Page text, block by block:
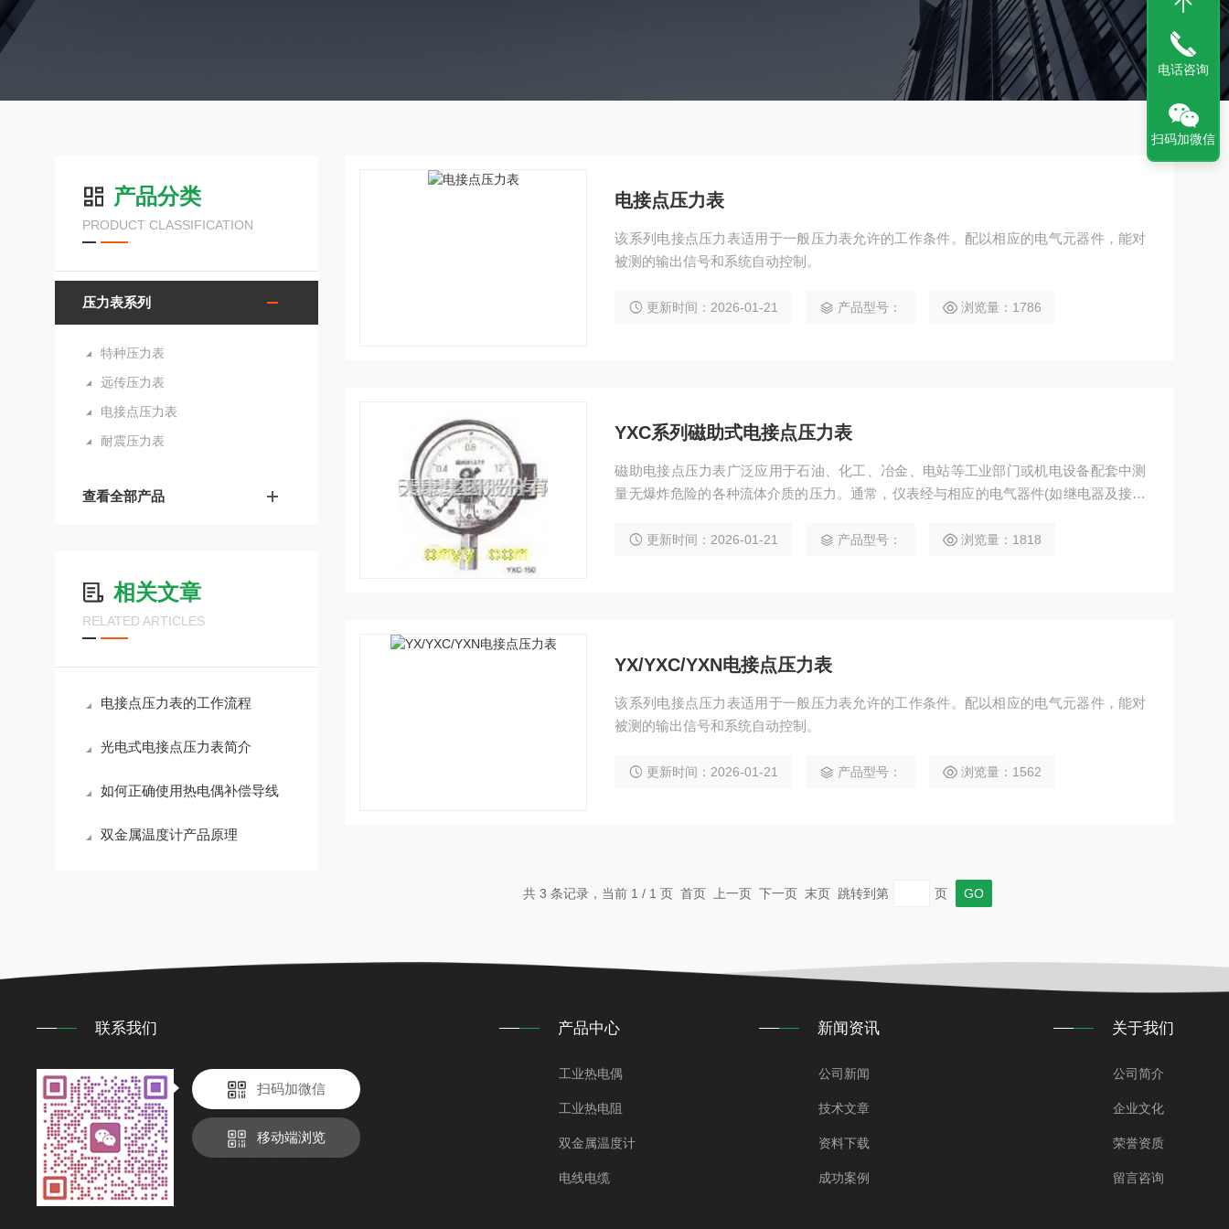
产品分类
PRODUCT CLASSIFICATION
压力表系列
特种压力表
远传压力表
电接点压力表
耐震压力表
查看全部产品
相关文章
RELATED ARTICLES
电接点压力表的工作流程
光电式电接点压力表简介
如何正确使用热电偶补偿导线
双金属温度计产品原理
电接点压力表
该系列电接点压力表适用于一般压力表允许的工作条件。配以相应的电气元器件，能对
被测的输出信号和系统自动控制。
更新时间：2026-01-21 产品型号： 浏览量：1786
YXC系列磁助式电接点压力表
磁助电接点压力表广泛应用于石油、化工、冶金、电站等工业部门或机电设备配套中测
量无爆炸危险的各种流体介质的压力。通常，仪表经与相应的电气器件(如继电器及接电
更新时间：2026-01-21 产品型号： 浏览量：1818
YX/YXC/YXN电接点压力表
该系列电接点压力表适用于一般压力表允许的工作条件。配以相应的电气元器件，能对
被测的输出信号和系统自动控制。
更新时间：2026-01-21 产品型号： 浏览量：1562
共 3 条记录，当前 1 / 1 页 首页 上一页 下一页 末页 跳转到第 页
联系我们
扫码加微信
移动端浏览
产品中心
工业热电偶
工业热电阻
双金属温度计
电线电缆
新闻资讯
公司新闻
技术文章
资料下载
成功案例
关于我们
公司简介
企业文化
荣誉资质
留言咨询
电话咨询
扫码加微信